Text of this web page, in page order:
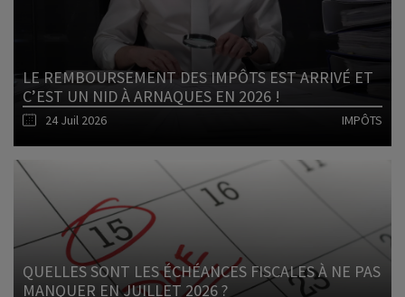
LE REMBOURSEMENT DES IMPÔTS EST ARRIVÉ ET
C’EST UN NID À ARNAQUES EN 2026 !
24 Juil 2026 IMPÔTS
Lire l'article
QUELLES SONT LES ÉCHÉANCES FISCALES À NE PAS
MANQUER EN JUILLET 2026 ?